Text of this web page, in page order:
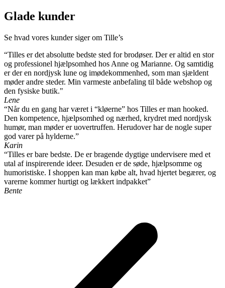
Glade kunder
Se hvad vores kunder siger om Tille’s
“Tilles er det absolutte bedste sted for brodøser. Der er altid en stor
og professionel hjælpsomhed hos Anne og Marianne. Og samtidig
er der en nordjysk lune og imødekommenhed, som man sjældent
møder andre steder. Min varmeste anbefaling til både webshop og
den fysiske butik."
Lene
“Når du en gang har været i “kløerne” hos Tilles er man hooked.
Den kompetence, hjælpsomhed og nærhed, krydret med nordjysk
humør, man møder er uovertruffen. Herudover har de nogle super
god varer på hylderne.”
Karin
“Tilles er bare bedste. De er bragende dygtige undervisere med et
utal af inspirerende ideer. Desuden er de søde, hjælpsomme og
humoristiske. I shoppen kan man købe alt, hvad hjertet begærer, og
varerne kommer hurtigt og lækkert indpakket”
Bente